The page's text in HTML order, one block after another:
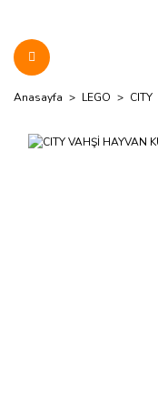
Anasayfa LEGO CITY